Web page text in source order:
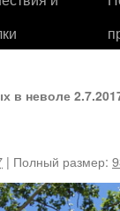
в неволе
| Полный размер: